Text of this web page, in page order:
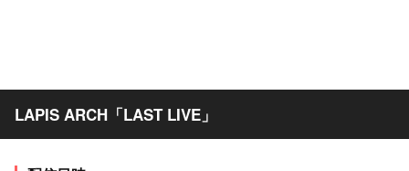
LAPIS ARCH「LAST LIVE」